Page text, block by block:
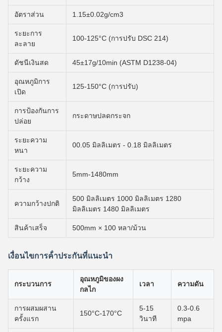
อัตราส่วน 1.15±0.02g/cm3
ระยะการ
ละลาย
100-125°C (การปรับ DSC 214)
ดัชนีเงินสด 45±17g/10min (ASTM D1238-04)
อุณหภูมิการ
เปิด
125-150°C (การปรับ)
การป้องกันการ
ปล่อย
กระดาษปลดกระจก
ระยะความ
หนา
00.05 มิลลิเมตร - 0.18 มิลลิเมตร
ระยะความ
กว้าง
5mm-1480mm
ความกว้างปกติ
500 มิลลิเมตร 1000 มิลลิเมตร 1280
มิลลิเมตร 1480 มิลลิเมตร
สินค้าเสร็จ 500mm × 100 หลา/ม้วน
เงื่อนไขการค้ําประกันที่แนะนํา
กระบวนการ
อุณหภูมิของผง
กลไก
เวลา ความดัน
การผสมผสาน
ครั้งแรก
150°C-170°C
5-15
วินาที
0.3-0.6
mpa